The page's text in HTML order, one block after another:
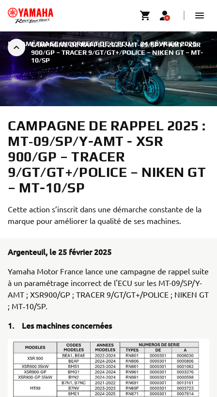
CAMPAGNE DE RAPPEL 2025 : MT‑09/SP/Y-AMT - XSR
900/GP – TRACER 9/GT/GT+/POLICE – NIKEN GT – MT-
10/SP
PARAMÉTRAGE INCORRECT DE L'ECU | 24 FÉVRIER 2025
CAMPAGNE DE RAPPEL 2025 :
MT‑09/SP/Y-AMT - XSR
900/GP – TRACER
9/GT/GT+/POLICE – NIKEN GT
– MT-10/SP
Cette action s’inscrit dans une démarche constante de la
marque pour améliorer la qualité de ses machines.
Argenteuil, le 25 février 2025
Yamaha Motor France lance une campagne de rappel suite
à un paramétrage incorrect de l'ECU sur les MT-09/SP/Y-
AMT ; XSR900/GP ; TRACER 9/GT/GT+/POLICE ; NIKEN GT
; MT‑10/SP.
1. Les machines concernées